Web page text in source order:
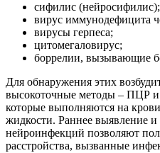
сифилис (нейросифилис);
вирус иммунодефицита
вирусы герпеса;
цитомегаловирус;
боррелии, вызывающие
Для обнаружения этих
высокоточные методы – ПЦР и
которые выполняются на
жидкости. Раннее выявление и
нейроинфекций позволяют
расстройства, вызванные